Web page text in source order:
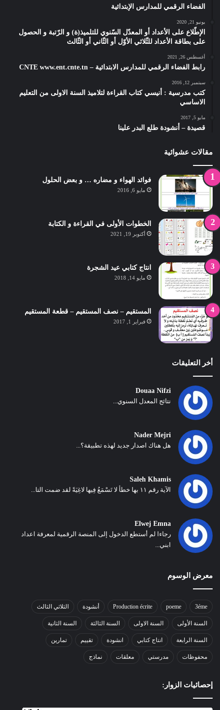
الفضاء الرقمي للمدارس الإبتدائية
يونيو 21, 2020
الإطّلاع على الأعداد أو المعدّل السّنوي للتلميذ(ة) و الرّتبة و الحصول
على بطاقة الأعداد للثّلاثي الأوّل أو الثّاني أو الثّالث
أغسطس 26, 2021
رابط الفضاء الرقمي للمدارس الابتدائية – CNTE www.ent.cnte.tn
سبتمبر 12, 2016
كتب مدرسية : أنيسي كتاب القراءة لتلاميذ السنة الاولى من التعليم
الاساسي
مايو 5, 2017
قصيدة – أنشودة طلع البدر علينا
مقالات عشوائية
فوائد الهواء و مضاره … و بعض الحلول
مايو 6, 2016
الخطوات الأولى في القراءة و الكتابة
أكتوبر 19, 2021
انتاج كتابي عيد الشجرة
مايو 14, 2018
المستقيم – نصف المستقيم – قطعة المستقيم
فبراير 1, 2017
أخر التعليقات
Douaa Nifzi
نتائج المعدل السنوي...
Nader Mejri
هل هناك اصدار جديد لهذه تطبيقة؟...
Saleh Khamis
الآية رقم ١١ بها خطأ لا تَسْمَعُ فِيها لاغِيَةً لقد ضمت التا...
Elwej Emna
رجاءا لم أستطع الدخول إلى المنصة الرقمية لمعرفة اعداد
ابني...
معرض الوسوم
3éme
poeme
Production écrite أنشودة الثلاثي الثالث
السنة الأولى السنة الاولى السنة الثالثة السنة الثانية
السنة الرابعة انتاج كتابي انشودة تقييم تمارين
محفوظات مدرستي معلقات نماذج
إحصائيات الزوار: